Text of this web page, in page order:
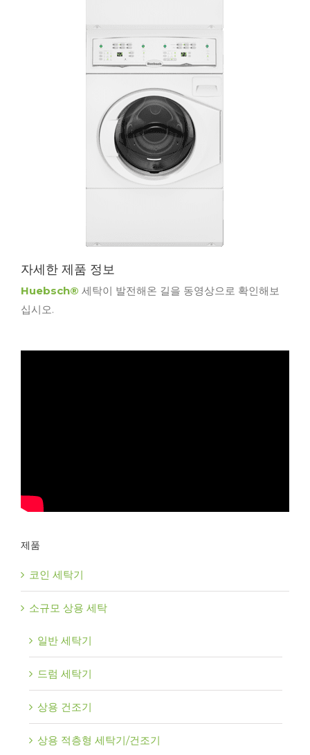
자세한 제품 정보
Huebsch® 세탁이 발전해온 길을 동영상으로 확인해보
십시오.
제품
코인 세탁기
소규모 상용 세탁
일반 세탁기
드럼 세탁기
상용 건조기
상용 적층형 세탁기/건조기